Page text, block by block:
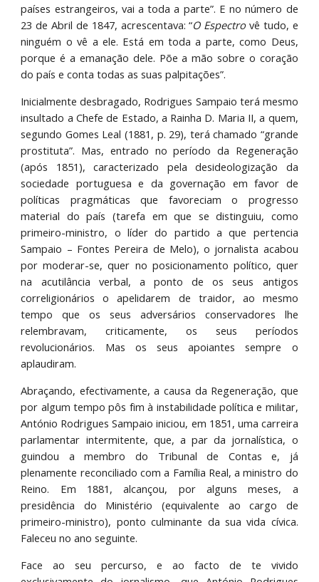
países estrangeiros, vai a toda a parte”. E no número de
23 de Abril de 1847, acrescentava: “O Espectro vê tudo, e
ninguém o vê a ele. Está em toda a parte, como Deus,
porque é a emanação dele. Põe a mão sobre o coração
do país e conta todas as suas palpitações”.
Inicialmente desbragado, Rodrigues Sampaio terá mesmo
insultado a Chefe de Estado, a Rainha D. Maria II, a quem,
segundo Gomes Leal (1881, p. 29), terá chamado “grande
prostituta”. Mas, entrado no período da Regeneração
(após 1851), caracterizado pela desideologização da
sociedade portuguesa e da governação em favor de
políticas pragmáticas que favoreciam o progresso
material do país (tarefa em que se distinguiu, como
primeiro-ministro, o líder do partido a que pertencia
Sampaio – Fontes Pereira de Melo), o jornalista acabou
por moderar-se, quer no posicionamento político, quer
na acutilância verbal, a ponto de os seus antigos
correligionários o apelidarem de traidor, ao mesmo
tempo que os seus adversários conservadores lhe
relembravam, criticamente, os seus períodos
revolucionários. Mas os seus apoiantes sempre o
aplaudiram.
Abraçando, efectivamente, a causa da Regeneração, que
por algum tempo pôs fim à instabilidade política e militar,
António Rodrigues Sampaio iniciou, em 1851, uma carreira
parlamentar intermitente, que, a par da jornalística, o
guindou a membro do Tribunal de Contas e, já
plenamente reconciliado com a Família Real, a ministro do
Reino. Em 1881, alcançou, por alguns meses, a
presidência do Ministério (equivalente ao cargo de
primeiro-ministro), ponto culminante da sua vida cívica.
Faleceu no ano seguinte.
Face ao seu percurso, e ao facto de te vivido